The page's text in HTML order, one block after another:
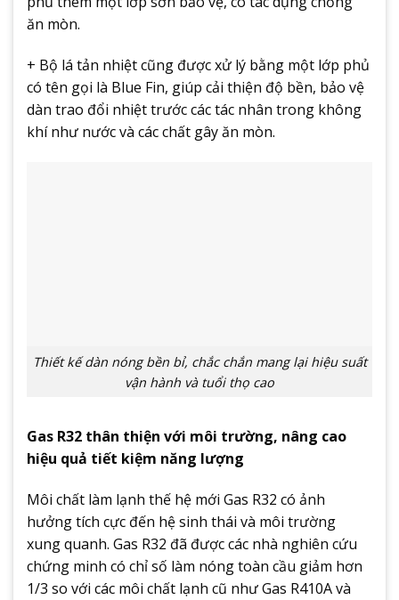
ăn mòn.
+ Bộ lá tản nhiệt cũng được xử lý bằng một lớp phủ
có tên gọi là Blue Fin, giúp cải thiện độ bền, bảo vệ
dàn trao đổi nhiệt trước các tác nhân trong không
khí như nước và các chất gây ăn mòn.
Thiết kế dàn nóng bền bỉ, chắc chắn mang lại hiệu suất
vận hành và tuổi thọ cao
Gas R32 thân thiện với môi trường, nâng cao
hiệu quả tiết kiệm năng lượng
Môi chất làm lạnh thế hệ mới Gas R32 có ảnh
hưởng tích cực đến hệ sinh thái và môi trường
xung quanh. Gas R32 đã được các nhà nghiên cứu
chứng minh có chỉ số làm nóng toàn cầu giảm hơn
1/3 so với các môi chất lạnh cũ như Gas R410A và